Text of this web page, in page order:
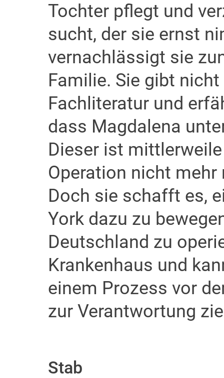
Tochter pflegt und
sucht, der sie ernst
vernachlässigt sie
Familie. Sie gibt
Fachliteratur und
dass Magdalena
Dieser ist
Operation nicht
Doch sie schafft es,
York dazu zu
Deutschland zu
Krankenhaus und
einem Prozess vor
zur Verantwortung
Stab